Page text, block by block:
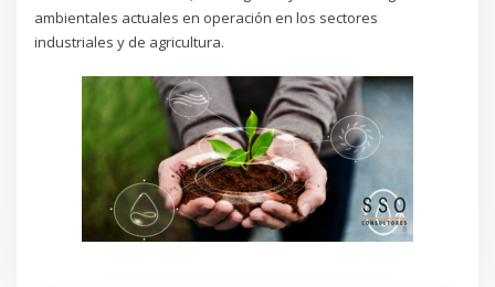
ambientales actuales en operación en los sectores
industriales y de agricultura.